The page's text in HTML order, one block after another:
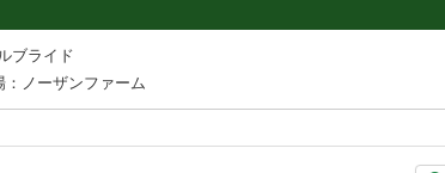
ブライド
：ノーザンファーム